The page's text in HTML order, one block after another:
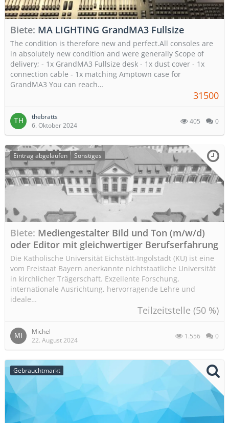
Biete MA LIGHTING GrandMA3 Fullsize
The condition is therefore new and perfect.All consoles are
in absolutely new condition and were generally Scope of
delivery; - 1x GrandMA3 Fullsize desk - 1x dust cover - 1x
connection cable - 1x matching Amptown case for
GrandMA3 You can reach…
31500
thebratts
6. Oktober 2024
405 0
Eintrag abgelaufen Sonstiges
Biete Mediengestalter Bild und Ton (m/w/d)
oder Editor mit gleichwertiger Berufserfahrung
Die Katholische Universität Eichstätt-Ingolstadt (KU) ist eine
vom Freistaat Bayern anerkannte nichtstaatliche Universität
in kirchlicher Trägerschaft. Exzellente Forschung,
internationale Ausrichtung, hervorragende Lehre und
ideale…
Teilzeitstelle (50 %)
Michel
22. August 2024
1.556 0
Gebrauchtmarkt